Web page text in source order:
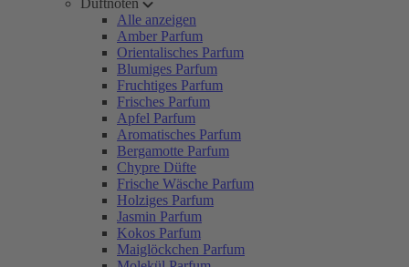
Duftnoten
Alle anzeigen
Amber Parfum
Orientalisches Parfum
Blumiges Parfum
Fruchtiges Parfum
Frisches Parfum
Apfel Parfum
Aromatisches Parfum
Bergamotte Parfum
Chypre Düfte
Frische Wäsche Parfum
Holziges Parfum
Jasmin Parfum
Kokos Parfum
Maiglöckchen Parfum